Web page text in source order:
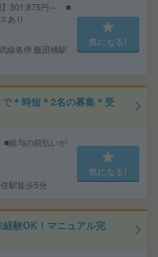
】301,875円～ ■
あり
線各停 飯田橋駅
気になる!
＊時短＊2名の募集＊受
給与の前払いが
駅徒歩5分
気になる!
経験OK！マニュアル完